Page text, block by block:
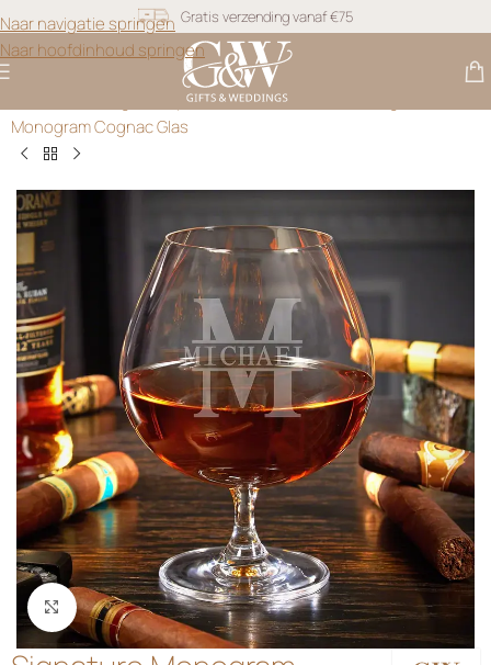
Naar navigatie springen
Naar hoofdinhoud springen
Snel geleverd
Gratis personalisatie
Gepersonaliseerd Glaswerk
Monogram Cognac Glas
Klik om te vergroten